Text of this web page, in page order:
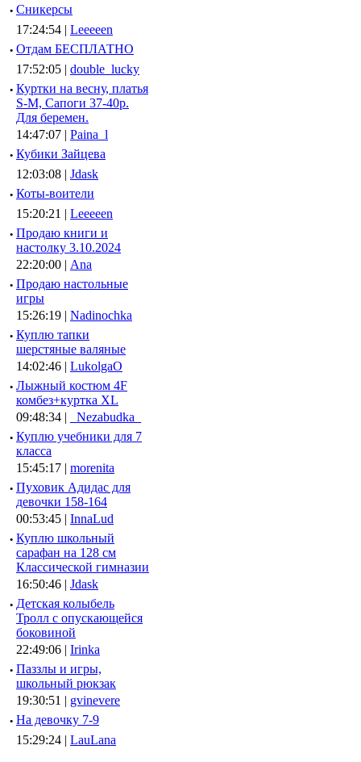
· Сникерсы
17:24:54 | Leeeeen
· Отдам БЕСПЛАТНО
17:52:05 | double_lucky
· Куртки на весну, платья
S-M, Сапоги 37-40р.
Для беремен.
14:47:07 | Paina_l
· Кубики Зайцева
12:03:08 | Jdask
· Коты-воители
15:20:21 | Leeeeen
· Продаю книги и
настолку 3.10.2024
22:20:00 | Ana
· Продаю настольные
игры
15:26:19 | Nadinochka
· Куплю тапки
шерстяные валяные
14:02:46 | LukolgaO
· Лыжный костюм 4F
комбез+куртка XL
09:48:34 |
_Nezabudka_
· Куплю учебники для 7
класса
15:45:17 | morenita
· Пуховик Адидас для
девочки 158-164
00:53:45 | InnaLud
· Куплю школьный
сарафан на 128 см
Классической гимназии
16:50:46 | Jdask
· Детская колыбель
Тролл с опускающейся
боковиной
22:49:06 | Irinka
· Паззлы и игры,
школьный рюкзак
19:30:51 | gvinevere
· Hа девочку 7-9
15:29:24 | LauLana